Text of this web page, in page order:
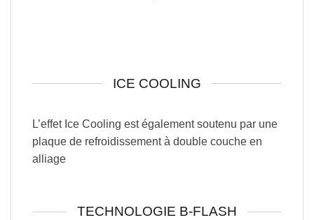
ICE COOLING
L’effet Ice Cooling est également soutenu par une
plaque de refroidissement à double couche en
alliage
TECHNOLOGIE B-FLASH